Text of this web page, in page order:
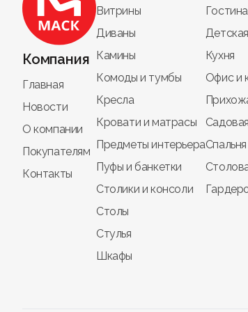
Столы на одной ножке от Мебель
Компания
Главная
Новости
О компании
Покупателям
Контакты
Витрины
Диваны
Камины
Комоды и тумбы
Кресла
Кровати и матрасы
Предметы интерьера
Пуфы и банкетки
Столики и консоли
Столы
Стулья
Шкафы
Кухня
Офис и
Спальня